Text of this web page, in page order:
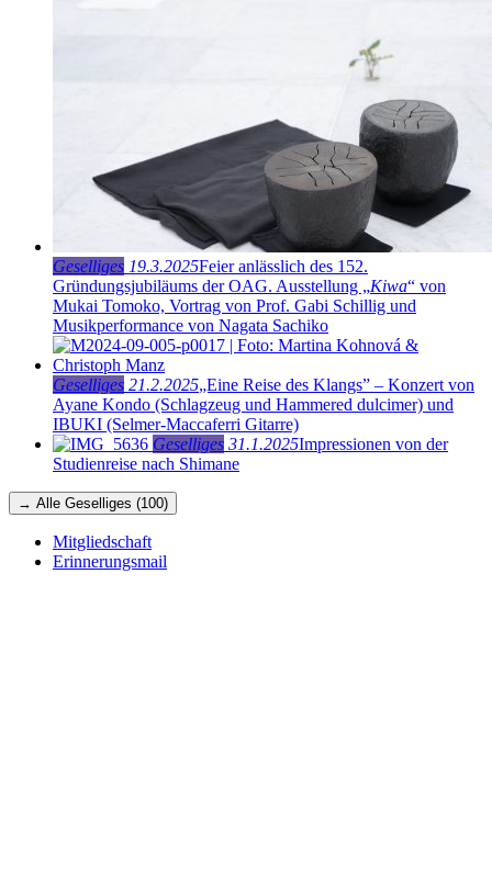
Geselliges 19.3.2025Feier anlässlich des 152.
Gründungsjubiläums der OAG. Ausstellung „Kiwa“ von
Mukai Tomoko, Vortrag von Prof. Gabi Schillig und
Musikperformance von Nagata Sachiko
Geselliges 21.2.2025„Eine Reise des Klangs” – Konzert von
Ayane Kondo (Schlagzeug und Hammered dulcimer) und
IBUKI (Selmer-Maccaferri Gitarre)
Geselliges 31.1.2025Impressionen von der
Studienreise nach Shimane
→ Alle Geselliges (100)
Mitgliedschaft
Erinnerungsmail